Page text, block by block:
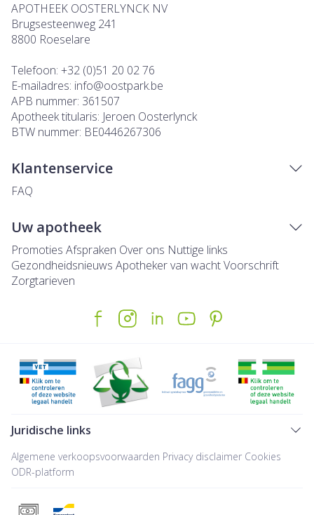
APOTHEEK OOSTERLYNCK NV
Brugsesteenweg 241
8800 Roeselare
Telefoon: +32 (0)51 20 02 76
E-mailadres: info@oostpark.be
APB nummer: 361507
Apotheek titularis: Jeroen Oosterlynck
BTW nummer: BE0446267306
Klantenservice
FAQ
Uw apotheek
Promoties Afspraken Over ons Nuttige links
Gezondheidsnieuws Apotheker van wachtVoorschrift
Zorgtarieven
Juridische links
Algemene verkoopsvoorwaarden Privacy disclaimer Cookies
ODR-platform